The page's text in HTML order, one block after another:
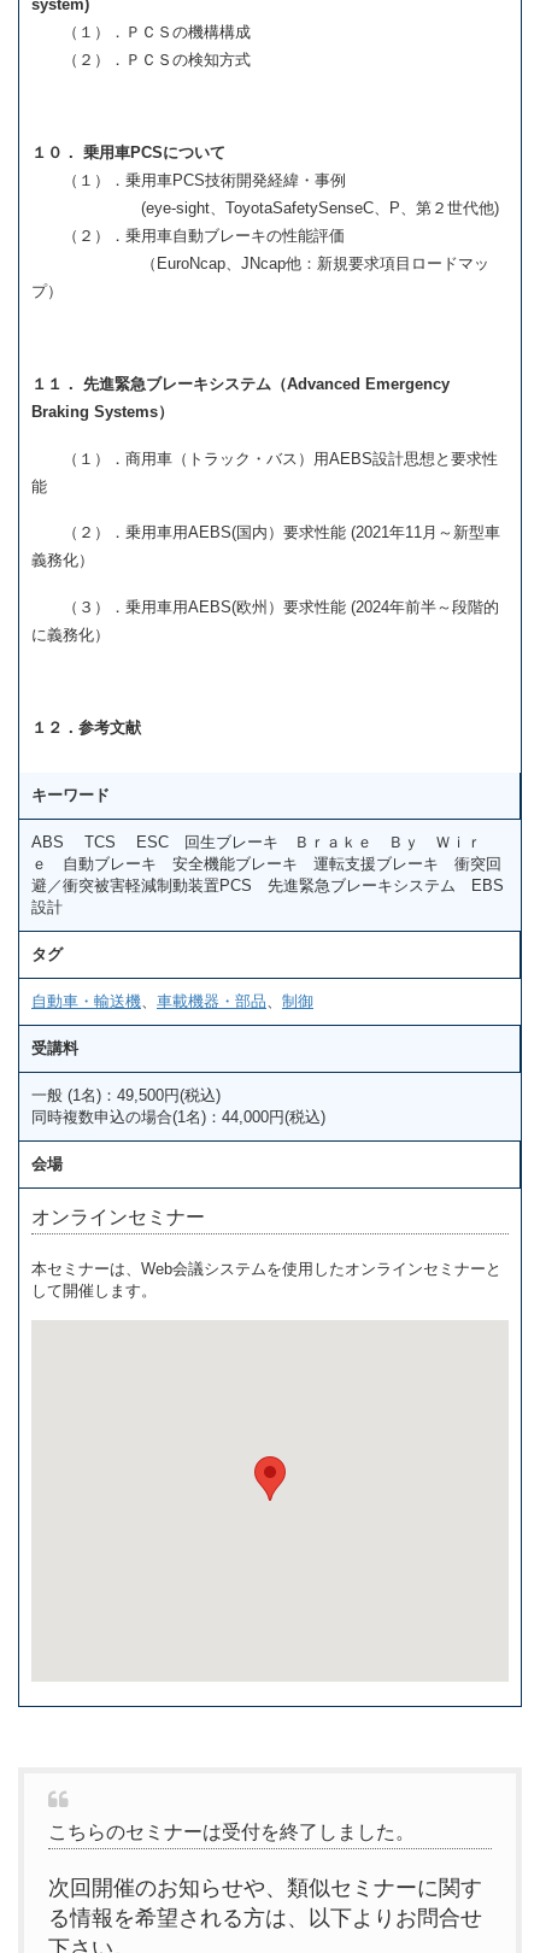
system)
（１）．ＰＣＳの機構構成
（２）．ＰＣＳの検知方式
１０． 乗用車PCSについて
（１）．乗用車PCS技術開発経緯・事例
(eye-sight、ToyotaSafetySenseC、P、第２世代他)
（２）．乗用車自動ブレーキの性能評価
（EuroNcap、JNcap他：新規要求項目ロードマッ
プ）
１１． 先進緊急ブレーキシステム（Advanced Emergency
Braking Systems）
（１）．商用車（トラック・バス）用AEBS設計思想と要求性
能
（２）．乗用車用AEBS(国内）要求性能 (2021年11月～新型車
義務化）
（３）．乗用車用AEBS(欧州）要求性能 (2024年前半～段階的
に義務化）
１２．参考文献
キーワード
ABS TCS ESC 回生ブレーキ Ｂｒａｋｅ Ｂｙ Ｗｉｒ
ｅ 自動ブレーキ 安全機能ブレーキ 運転支援ブレーキ 衝突回
避／衝突被害軽減制動装置PCS 先進緊急ブレーキシステム EBS
設計
タグ
自動車・輸送機、 車載機器・部品、 制御
受講料
一般 (1名)：49,500円(税込)
同時複数申込の場合(1名)：44,000円(税込)
会場
オンラインセミナー
本セミナーは、Web会議システムを使用したオンラインセミナーと
して開催します。
こちらのセミナーは受付を終了しました。
次回開催のお知らせや、類似セミナーに関す
る情報を希望される方は、以下よりお問合せ
下さい。